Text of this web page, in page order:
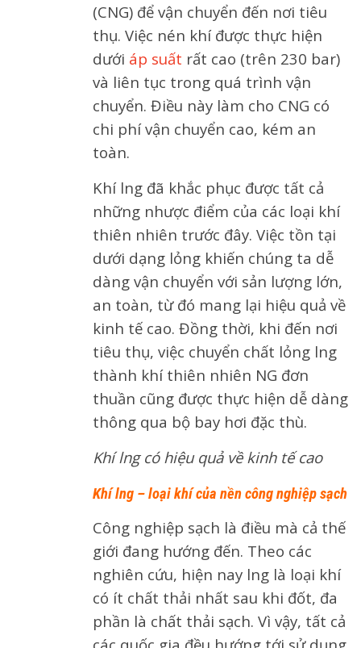
(CNG) để vận chuyển đến nơi tiêu
thụ. Việc nén khí được thực hiện
dưới áp suất rất cao (trên 230 bar)
và liên tục trong quá trình vận
chuyển. Điều này làm cho CNG có
chi phí vận chuyển cao, kém an
toàn.
Khí lng đã khắc phục được tất cả
những nhược điểm của các loại khí
thiên nhiên trước đây. Việc tồn tại
dưới dạng lỏng khiến chúng ta dễ
dàng vận chuyển với sản lượng lớn,
an toàn, từ đó mang lại hiệu quả về
kinh tế cao. Đồng thời, khi đến nơi
tiêu thụ, việc chuyển chất lỏng lng
thành khí thiên nhiên NG đơn
thuần cũng được thực hiện dễ dàng
thông qua bộ bay hơi đặc thù.
Khí lng có hiệu quả về kinh tế cao
Khí lng – loại khí của nền công nghiệp sạch
Công nghiệp sạch là điều mà cả thế
giới đang hướng đến. Theo các
nghiên cứu, hiện nay lng là loại khí
có ít chất thải nhất sau khi đốt, đa
phần là chất thải sạch. Vì vậy, tất cả